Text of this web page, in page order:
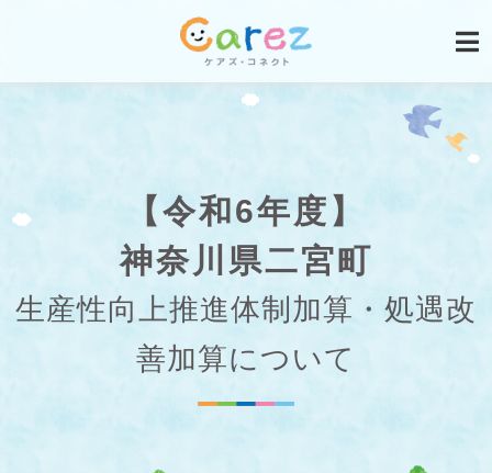
【令和6年度】
神奈川県二宮町
生産性向上推進体制加算・処遇改
善加算について